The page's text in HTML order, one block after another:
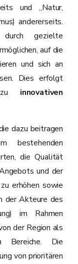
und „Natur,
andererseits.
gezielte
auf die
und sich an
Dies erfolgt
zu innovativen
dazu beitragen
bestehenden
die Qualität
und der
erhöhen sowie
der Akteure des
im Rahmen
der Region als
Bereiche. Die
von prioritären